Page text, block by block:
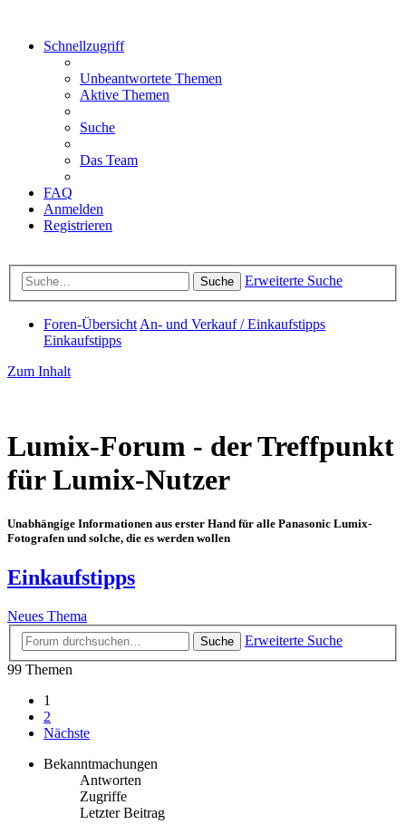
Schnellzugriff
Unbeantwortete Themen
Aktive Themen
Suche
Das Team
FAQ
Anmelden
Registrieren
Suche Erweiterte Suche
Foren-Übersicht An- und Verkauf / Einkaufstipps
Einkaufstipps
Zum Inhalt
Lumix-Forum - der Treffpunkt
für Lumix-Nutzer
Unabhängige Informationen aus erster Hand für alle Panasonic Lumix-
Fotografen und solche, die es werden wollen
Einkaufstipps
Neues Thema
Suche
Erweiterte Suche
99 Themen
1
2
Nächste
Bekanntmachungen
Antworten
Zugriffe
Letzter Beitrag